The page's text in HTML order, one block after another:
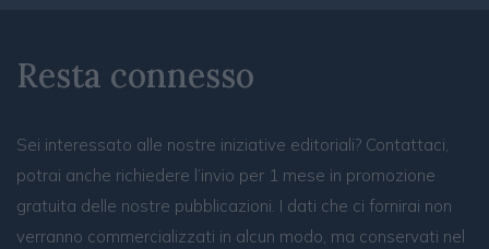
Resta connesso
Sei interessato alle nostre iniziative editoriali? Contattaci,
potrai anche richiedere l’invio per 1 mese in promozione
gratuita delle nostre pubblicazioni. I dati che ci fornirai non
verranno commercializzati in alcun modo, ma conservati nel